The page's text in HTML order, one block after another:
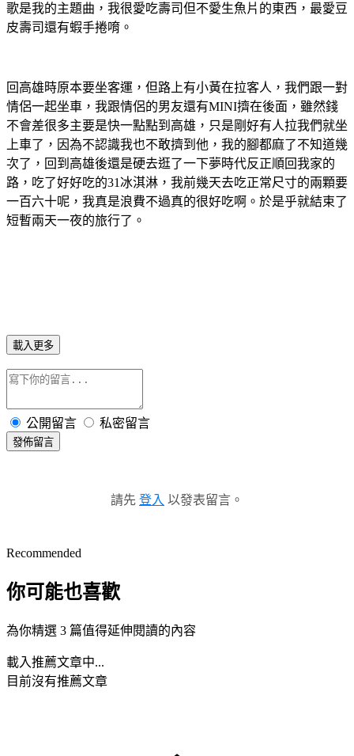
歌是我的主題曲，我很愛吃壽司但不愛生魚片的東西，最愛豆
皮壽司還有蝦手捲唷。
回高雄時原本要坐客運，但路上有小黃在拉客人，我們跟一對
情侶一起坐車，我跟情侶的男友還有MINI擠在後面，雖然錢
不會差很多主要是快一點點到高雄，只是剛好有人拉我們就坐
上車了，因為不認識我也不敢擠到他，我的腳都麻了不知道幾
次了，回到高雄後還是硬去逛了一下夢時代反正順回我家的
路，吃了好好吃的31冰淇淋，我前幾天去吃正常尺寸的兩顆要
一百六十呢，我真是浪費不過真的很好吃啊。於是乎就結束了
短暫兩天一夜的旅行了。
載入更多
公開留言 私密留言
發佈留言
請先 登入 以發表留言。
Recommended
你可能也喜歡
為你精選 3 篇值得延伸閱讀的內容
載入推薦文章中...
目前沒有推薦文章